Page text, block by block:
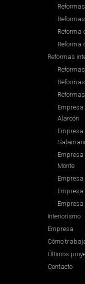
Reforma
Reforma
Reformas
Empresa
Alarcón
Empresa
Empresa
Monte
Empresa
Interiorismo
Empresa
Cómo
Últimos
Contacto